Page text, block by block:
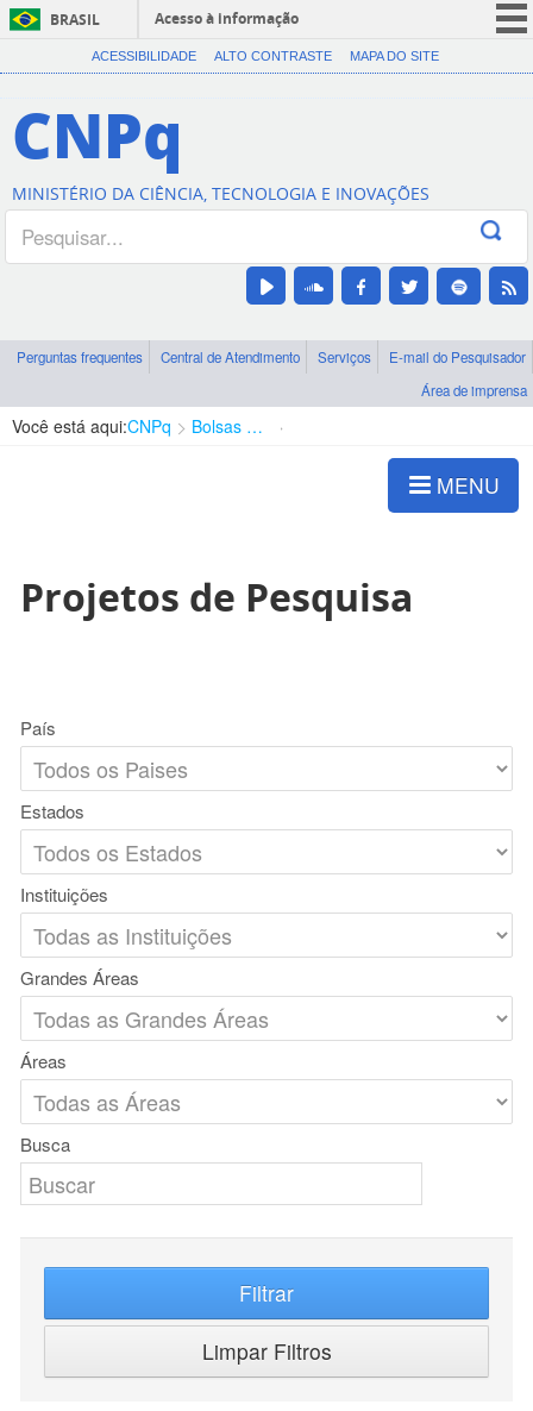
BRASIL
Acesso à informação
CORONAVÍRUS (COVID-19)
Canais
ACESSIBILIDADE ALTO CONTRASTE MAPA DO SITE
CNPq
MINISTÉRIO DA CIÊNCIA, TECNOLOGIA E INOVAÇÕES
Perguntas frequentes Central de Atendimento Serviços
E-mail do Pesquisador
Área de imprensa
Você está aqui:CNPq Bolsas e Auxílios Vigentes
MENU
Projetos de Pesquisa
País
Estados
Instituições
Grandes Áreas
Áreas
Busca
Filtrar
Limpar Filtros